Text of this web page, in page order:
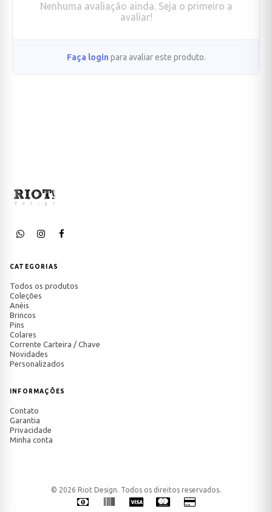
Nenhuma avaliação ainda. Seja o primeiro a
avaliar!
Faça login para avaliar este produto.
CATEGORIAS
Todos os produtos
Coleções
Anéis
Brincos
Pins
Colares
Corrente Carteira / Chave
Novidades
Personalizados
INFORMAÇÕES
Contato
Garantia
Privacidade
Minha conta
© 2026 Riot Design. Todos os direitos reservados.